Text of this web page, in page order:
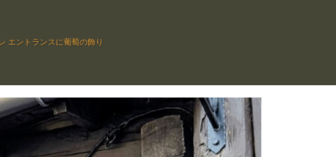
エントランスに葡萄の飾り